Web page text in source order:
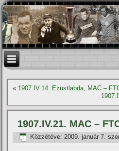
« 1907.IV.14. Ezüstlabda, MAC –
1907.IV.21. MAC –
Közzétéve: 2009. január 7.